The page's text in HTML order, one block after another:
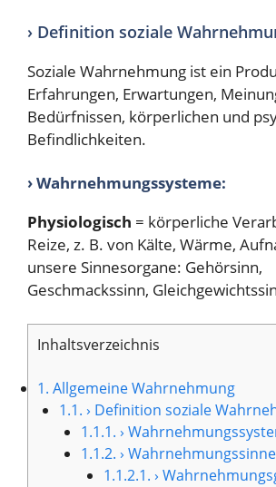
› Definition soziale
Soziale Wahrnehmung ist ein
Erfahrungen, Erwartungen,
Bedürfnissen, körperlichen und
Befindlichkeiten.
›Wahrnehmungssysteme:
Physiologisch = körperliche
Reize, z. B. von Kälte, Wärme,
unsere Sinnesorgane: Gehörsinn,
Geschmackssinn,
Inhaltsverzeichnis
1. Allgemeine Wahrnehmung
1.1. › Definition soziale
1.1.1. ›
1.1.2. ›
1.1.2.1. ›